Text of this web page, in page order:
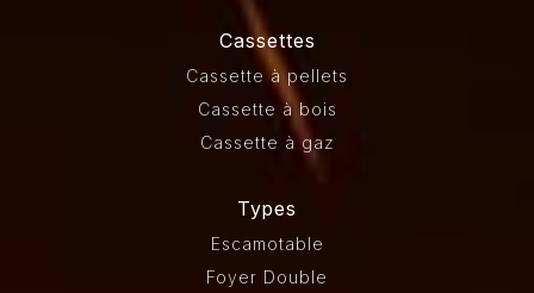
Cassettes
Cassette à pellets
Cassette à bois
Cassette à gaz
Types
Escamotable
Foyer Double